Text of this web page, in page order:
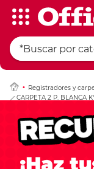
Registradores y
CARPETA 2 P. BLANCA